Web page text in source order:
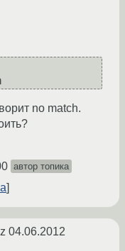
no match.
автор топика
04.06.2012